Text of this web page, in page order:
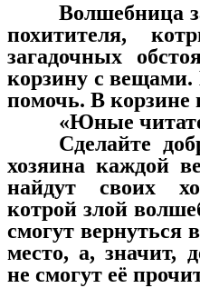
Волшебница
похитителя,
загадочных
корзину с
помочь. В корзине
«Юные
Сделайте
хозяина каждой
найдут своих
котрой злой
смогут вернуться
место, а, значит,
не смогут её